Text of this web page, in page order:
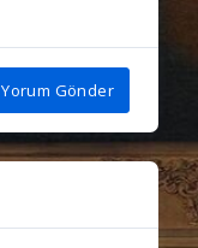
Yorum Gönder